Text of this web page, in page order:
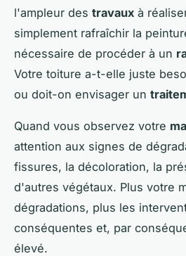
l'ampleur des travaux à
simplement rafraîchir la
nécessaire de procéder à un
Votre toiture a-t-elle juste
ou doit-on envisager un
Quand vous observez votre
attention aux signes de
fissures, la décoloration, la
d'autres végétaux. Plus votre
dégradations, plus les
conséquentes et, par
élevé.